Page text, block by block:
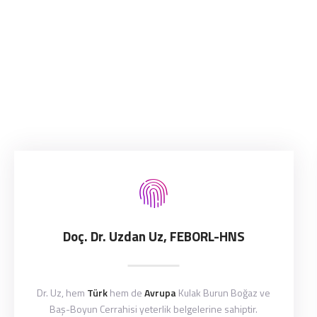
Doç. Dr. Uzdan Uz, FEBORL-HNS
Dr. Uz, hem Türkhem deAvrupaKulak Burun Boğaz ve
Baş-Boyun Cerrahisi yeterlik belgelerine sahiptir.